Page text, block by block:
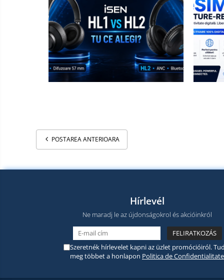
POSTAREA ANTERIOARA
Hírlevél
Ne maradj le az újdonságokrol és akcióinkról
Szeretnék hírlevelet kapni az üzlet promócióiról.
meg többet a honlapon Politica de Confidentialitate